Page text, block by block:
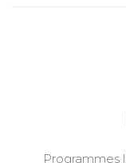
Programmes